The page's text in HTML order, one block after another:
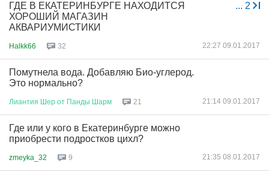
... 2
ГДЕ В ЕКАТЕРИНБУРГЕ НАХОДИТСЯ
ХОРОШИЙ МАГАЗИН
АКВАРИУМИСТИКИ
Halkk66 32 22:27 09.01.2017
Помутнела вода. Добавляю Био-углерод.
Это нормально?
Лиантия Шер от Панды Шарм 21 21:14 09.01.2017
Где или у кого в Екатеринбурге можно
приобрести подростков цихл?
zmeyka_32 9 21:35 08.01.2017